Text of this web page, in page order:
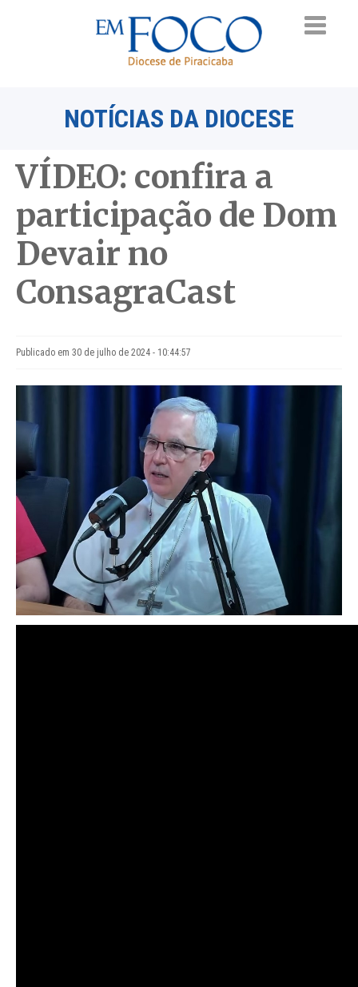
NOTÍCIAS DA DIOCESE
VÍDEO: confira a
participação de Dom
Devair no
ConsagraCast
Publicado em 30 de julho de 2024 - 10:44:57